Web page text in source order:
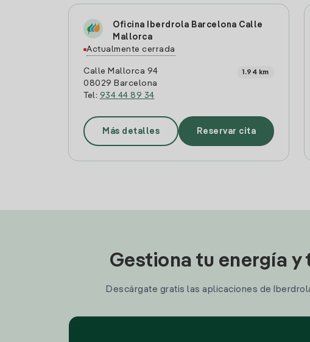
Oficina Iberdrola Barcelona Calle
Mallorca
Actualmente cerrada
Calle Mallorca 94
08029 Barcelona
Tel: 934 44 89 34
1.94 km
Más detalles Reservar cita
Gestiona tu energía
Descárgate gratis las aplicaciones de